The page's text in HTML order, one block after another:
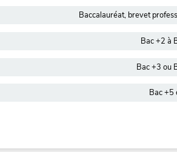
Baccalauréat, brevet
Bac +2 à
Bac +3 ou
Bac +5